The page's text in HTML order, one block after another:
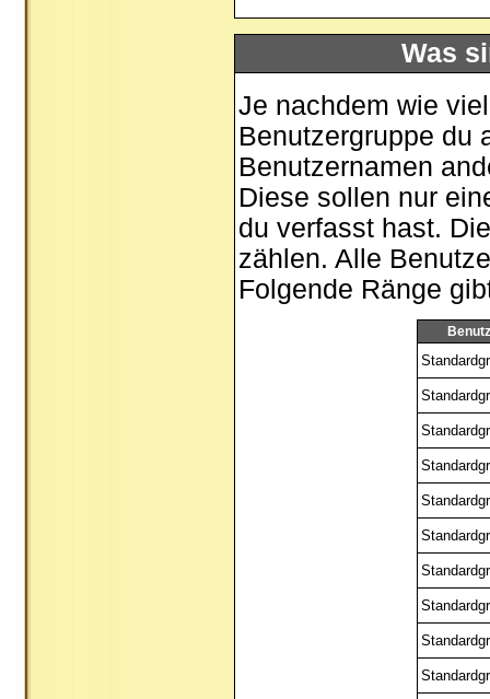
Was
Je nachdem wie
Benutzergruppe du
Benutzernamen
Diese sollen nur
du verfasst hast.
zählen. Alle
Folgende Ränge